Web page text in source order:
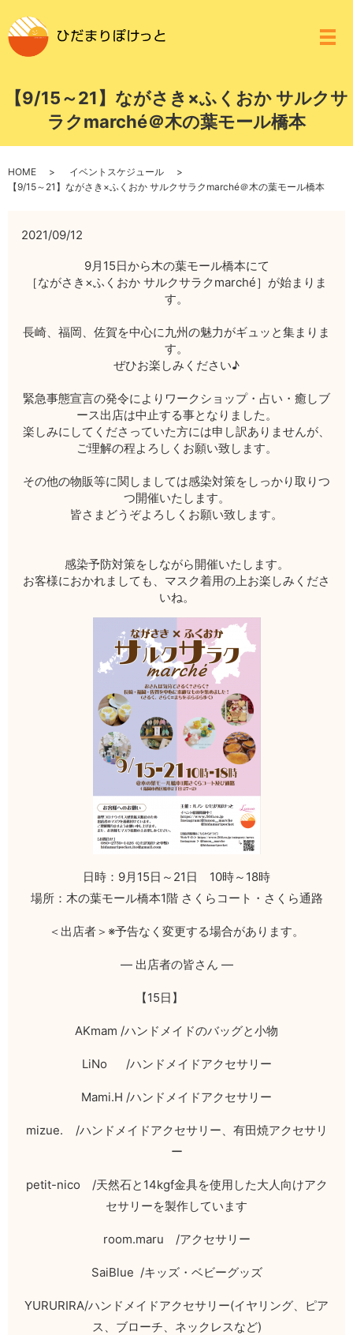
メ
【9/15～21】ながさき×ふくおか サルクサ
ラクmarché＠木の葉モール橋本
HOME
イベントスケジュール
【9/15～21】ながさき×ふくおか サルクサラクmarché＠木の葉モール橋本
2021/09/12
9月15日から木の葉モール橋本にて
［ながさき×ふくおか サルクサラクmarché］が始まりま
す。
長崎、福岡、佐賀を中心に九州の魅力がギュッと集まりま
す。
ぜひお楽しみください♪
緊急事態宣言の発令によりワークショップ・占い・癒しブ
ース出店は中止する事となりました。
楽しみにしてくださっていた方には申し訳ありませんが、
ご理解の程よろしくお願い致します。
その他の物販等に関しましては感染対策をしっかり取りつ
つ開催いたします。
皆さまどうぞよろしくお願い致します。
感染予防対策をしながら開催いたします。
お客様におかれましても、マスク着用の上お楽しみくださ
いね。
日時：9月15日～21日 10時～18時
場所：木の葉モール橋本1階 さくらコート・さくら通路
＜出店者＞※予告なく変更する場合があります。
— 出店者の皆さん —
【15日】
AKmam /ハンドメイドのバッグと小物
LiNo /ハンドメイドアクセサリー
Mami.H /ハンドメイドアクセサリー
mizue. /ハンドメイドアクセサリー、有田焼アクセサリ
ー
petit-nico /天然石と 14kgf金具を使用した大人向けアク
セサリーを製作しています
room.maru /アクセサリー
SaiBlue /キッズ・ベビーグッズ
YURURIRA/ハンドメイドアクセサリー(イヤリング、ピア
ス、ブローチ、ネックレスなど)